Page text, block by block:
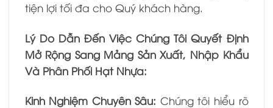
tiện lợi tối đa cho Quý khách hàng.
Lý Do Dẫn Đến Việc Chúng Tôi Quyết Định
Mở Rộng Sang Mảng Sản Xuất, Nhập Khẩu
Và Phân Phối Hạt Nhựa:
Kinh Nghiệm Chuyên Sâu: Chúng tôi hiểu rõ